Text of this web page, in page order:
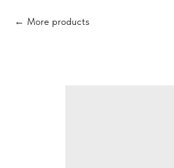
More products